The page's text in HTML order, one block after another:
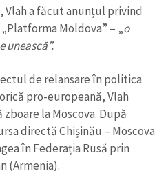
a făcut anunțul privind
Moldova” – „o
unească”.
de relansare în politica
pro-europeană, Vlah
la Moscova. După
directă Chișinău – Moscova
în Federația Rusă prin
(Armenia).